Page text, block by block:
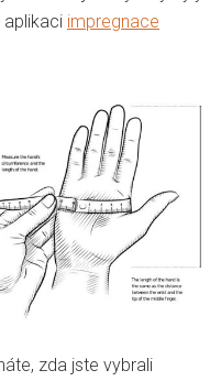
aplikaci impregnace
zda jste vybrali